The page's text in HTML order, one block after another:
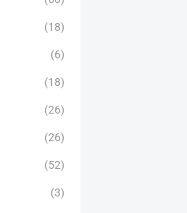
(18)
(6)
(18)
(26)
(26)
(52)
(3)